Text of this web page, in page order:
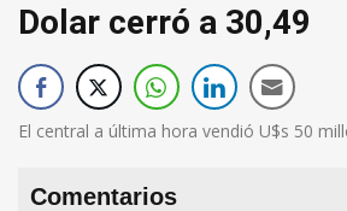
Dolar cerró a 30,49
El central a última hora vendió U$s 50
Comentarios